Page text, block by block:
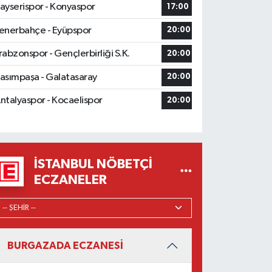
- Konyaspor
17:00
- Eyüpspor 20:00
- Gençlerbirliği S.K. 20:00
- Galatasaray 20:00
- Kocaelispor 20:00
İSTANBUL NÖBETÇI
ECZANELER
BURGAZADA ECZANESİ